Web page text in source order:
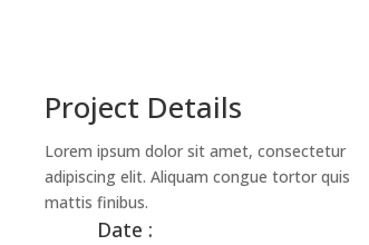
Project Details
Lorem ipsum dolor sit amet, consectetur
adipiscing elit. Aliquam congue tortor quis
mattis finibus.
Date :